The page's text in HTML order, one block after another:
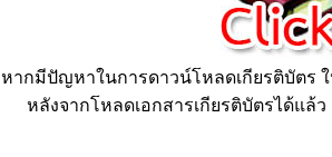
หากมีปัญหาในการดาวน์โหลดเกียรติบัตร
หลังจากโหลดเอกสารเกียรติบัตรได้แล้